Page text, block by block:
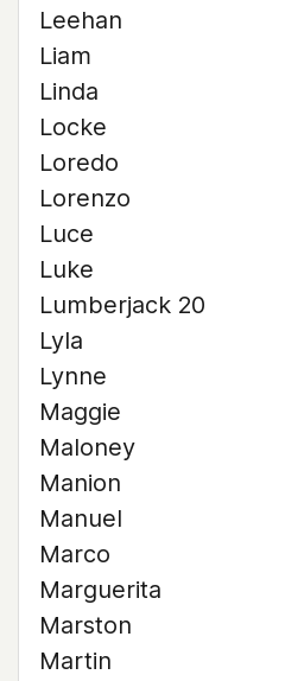
Leehan
Liam
Linda
Locke
Loredo
Lorenzo
Luce
Luke
Lumberjack 20
Lyla
Lynne
Maggie
Maloney
Manion
Manuel
Marco
Marguerita
Marston
Martin